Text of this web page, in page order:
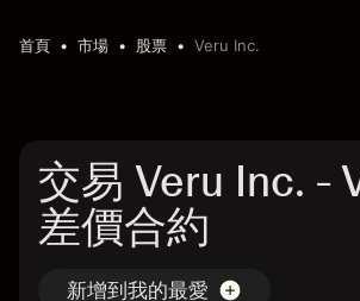
首頁 市場 股票 Veru Inc.
交易 Veru Inc. -
差價合約
新增到我的最愛